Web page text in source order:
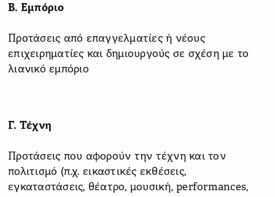
Β. Εμπόριο
Προτάσεις από επαγγελματίες ή νέους
επιχειρηματίες και δημιουργούς σε σχέση με το
λιανικό εμπόριο
Γ. Τέχνη
Προτάσεις που αφορούν την τέχνη και τον
πολιτισμό (π.χ. εικαστικές εκθέσεις,
εγκαταστάσεις, θέατρο, μουσική, performances,